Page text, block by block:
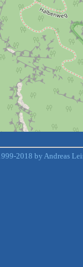
2018 by Andreas